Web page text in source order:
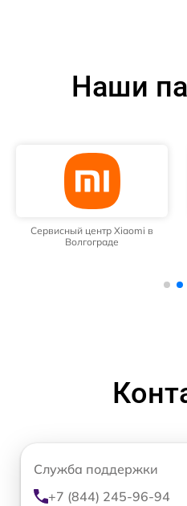
Наши
Сервисный центр Xiaomi в
Волгограде
Служба поддержки
+7 (844) 245-96-94